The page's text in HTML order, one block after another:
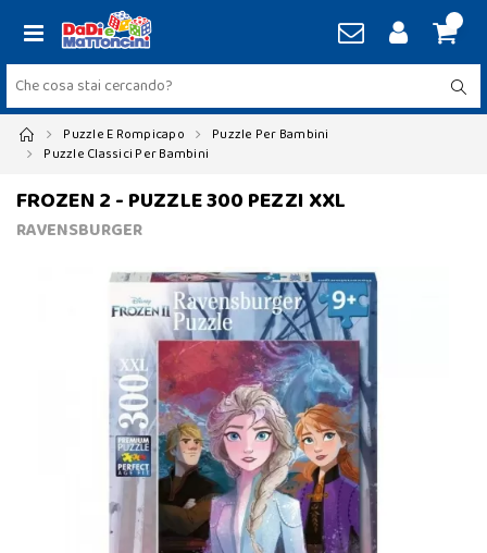
Puzzle E Rompicapo
Puzzle Per Bambini
Puzzle Classici Per Bambini
FROZEN 2 - PUZZLE 300 PEZZI XXL
RAVENSBURGER